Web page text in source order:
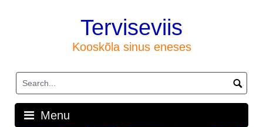
Terviseviis
Kooskõla sinus eneses
Menu